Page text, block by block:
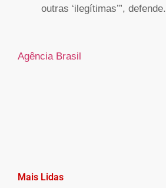
outras ‘ilegítimas’”, defende.
Agência Brasil
Mais Lidas